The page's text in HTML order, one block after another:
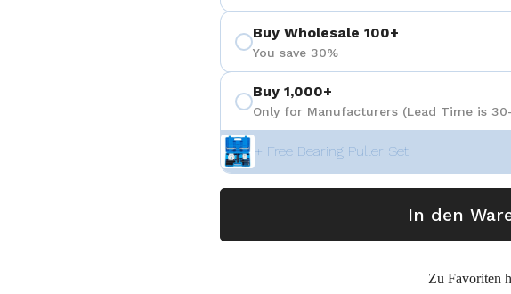
Buy Wholesale 100+
You save 30%
Buy 1,000+
Only for Manufacturers (Lead Time is
+ Free Bearing Puller Set
In den
Zu Favoriten